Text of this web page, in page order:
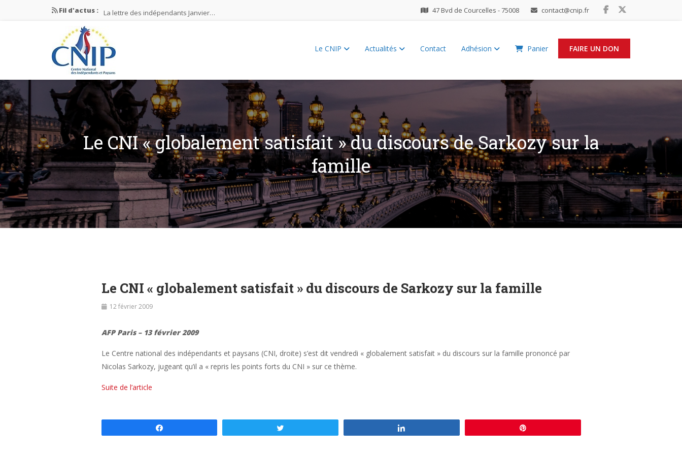
Fil d'actus : La lettre des indépendants Janvier…
La lettre des indépendants Juin…
Mission nationale ÉLECTIONS MUNICIPALES 2026
La lettre des indépendants N°2-2026
47 Bvd de Courcelles - 75008 contact@cnip.fr
FAIRE UN DON
Le CNIP Actualités Contact Adhésion Panier
Le CNI « globalement satisfait » du discours de Sarkozy sur la
famille
Le CNI « globalement satisfait » du discours de Sarkozy sur la famille
12 février 2009
AFP Paris – 13 février 2009
Le Centre national des indépendants et paysans (CNI, droite) s’est dit vendredi « globalement satisfait » du discours sur la famille prononcé par
Nicolas Sarkozy, jugeant qu’il a « repris les points forts du CNI » sur ce thème.
Suite de l’article